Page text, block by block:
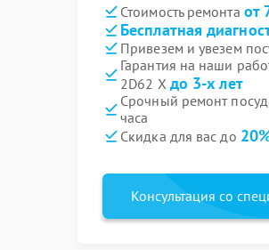
Стоимость ремонта от
Бесплатная
Привезем и увезем
Гарантия на наши
2D62 X до 3-х лет
Срочный ремонт
часа
Скидка для вас до
Консультация со